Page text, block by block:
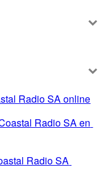
Radio SA online
Radio SA en
Radio SA